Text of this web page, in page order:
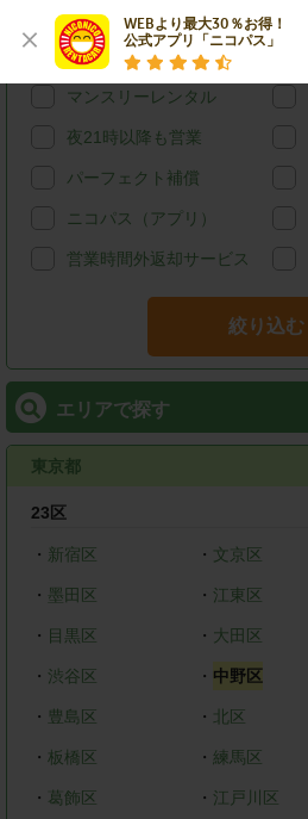
WEBより最大30％お得！
公式アプリ「ニコパス」
給油可能
宅配レンタカー
マンスリーレンタル
夜21時以降も営業
パーフェクト補償
ニコパス（アプリ）
営業時間外返却サービス
絞り込む
エリアで探す
東京都
23区
・ 新宿区 ・ 文京区
・ 墨田区 ・ 江東区
・ 目黒区 ・ 大田区
・ 渋谷区 ・ 中野区
・ 豊島区 ・ 北区
・ 板橋区 ・ 練馬区
・ 葛飾区 ・ 江戸川区